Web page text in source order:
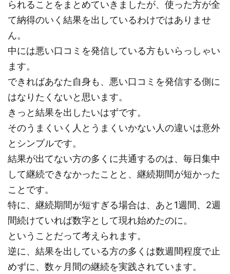
られることをまとめていきましたが、使った方が全
て納得のいく結果を出しているわけではありませ
ん。
中には悪い口コミを発信している方もいらっしゃい
ます。
できればあなた自身も、悪い口コミを発信する側に
はなりたくないと思います。
きっと結果を出したいはずです。
そのうまくいく人とうまくいかない人の違いは意外
とシンプルです。
結果が出てない方の多くに共通するのは、毎日集中
して継続できなかったことと、継続期間が短かった
ことです。
特に、継続期間が短すぎる場合は、あと1週間、2週
間続けていれば数字として現れ始めたのに。
ということだって考えられます。
逆に、結果を出している方の多くは数週間程度で止
めずに、数ヶ月間の継続を実践されています。